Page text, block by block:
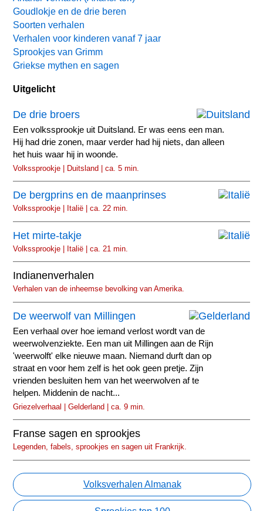
Goudlokje en de drie beren
Soorten verhalen
Verhalen voor kinderen vanaf 7 jaar
Sprookjes van Grimm
Griekse mythen en sagen
Uitgelicht
De drie broers
Een volkssprookje uit Duitsland. Er was eens een man.
Hij had drie zonen, maar verder had hij niets, dan alleen
het huis waar hij in woonde.
Volkssprookje | Duitsland | ca. 5 min.
De bergprins en de maanprinses
Volkssprookje | Italië | ca. 22 min.
Het mirte-takje
Volkssprookje | Italië | ca. 21 min.
Indianenverhalen
Verhalen van de inheemse bevolking van Amerika.
De weerwolf van Millingen
Een verhaal over hoe iemand verlost wordt van de
weerwolvenziekte. Een man uit Millingen aan de Rijn
'weerwolft' elke nieuwe maan. Niemand durft dan op
straat en voor hem zelf is het ook geen pretje. Zijn
vrienden besluiten hem van het weerwolven af te
helpen. Middenin de nacht...
Griezelverhaal | Gelderland | ca. 9 min.
Franse sagen en sprookjes
Legenden, fabels, sprookjes en sagen uit Frankrijk.
Volksverhalen Almanak